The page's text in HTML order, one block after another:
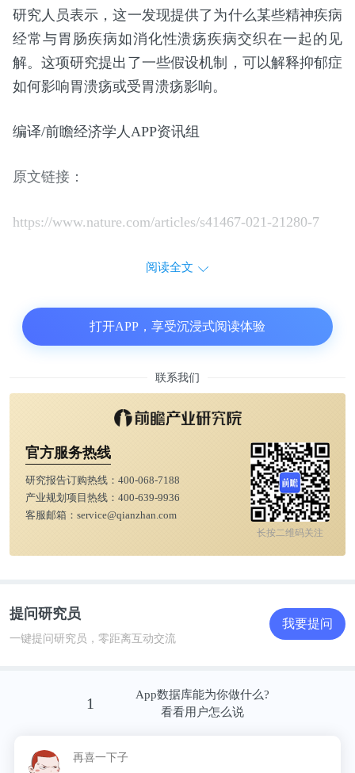
研究人员表示，这一发现提供了为什么某些精神疾病
经常与胃肠疾病如消化性溃疡疾病交织在一起的见
解。这项研究提出了一些假设机制，可以解释抑郁症
如何影响胃溃疡或受胃溃疡影响。
编译/前瞻经济学人APP资讯组
原文链接：
https://www.nature.com/articles/s41467-021-21280-7
阅读全文
打开APP，享受沉浸式阅读体验
联系我们
官方服务热线
研究报告订购热线： 400-068-7188
产业规划项目热线： 400-639-9936
客服邮箱： service@qianzhan.com
长按二维码关注
提问研究员
一键提问研究员，零距离互动交流
我要提问
1
App数据库能为你做什么?
看看用户怎么说
再喜一下子